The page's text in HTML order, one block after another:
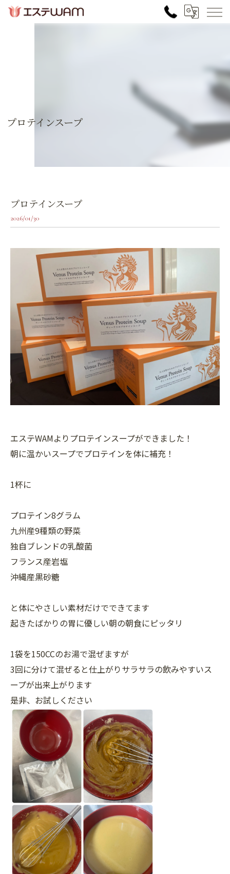
プロテインスープ
プロテインスープ
2026/01/30
エステWAMよりプロテインスープができました！
朝に温かいスープでプロテインを体に補充！
1杯に
プロテイン8グラム
九州産9種類の野菜
独自ブレンドの乳酸菌
フランス産岩塩
沖縄産黒砂糖
と体にやさしい素材だけでできてます
起きたばかりの胃に優しい朝の朝食にピッタリ
1袋を150CCのお湯で混ぜますが
3回に分けて混ぜると仕上がりサラサラの飲みやすいス
ープが出来上がります
是非、お試しください